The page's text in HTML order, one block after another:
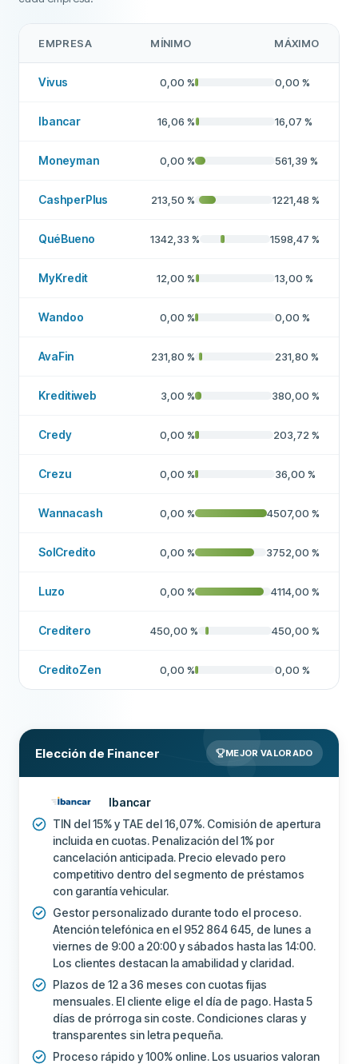
EMPRESA MÍNIMO MÁXIMO
Vivus 0,00 % 0,00 %
Ibancar 16,06 % 16,07 %
Moneyman 0,00 % 561,39 %
CashperPlus 213,50 % 1221,48 %
QuéBueno 1342,33 % 1598,47 %
MyKredit 12,00 % 13,00 %
Wandoo 0,00 % 0,00 %
AvaFin 231,80 % 231,80 %
Kreditiweb 3,00 % 380,00 %
Credy 0,00 % 203,72 %
Crezu 0,00 % 36,00 %
Wannacash 0,00 % 4507,00 %
SolCredito 0,00 % 3752,00 %
Luzo 0,00 % 4114,00 %
Creditero 450,00 % 450,00 %
CreditoZen 0,00 % 0,00 %
Elección de Financer MEJOR VALORADO
Ibancar
TIN del 15% y TAE del 16,07%. Comisión de apertura
incluida en cuotas. Penalización del 1% por
cancelación anticipada. Precio elevado pero
competitivo dentro del segmento de préstamos
con garantía vehicular.
Gestor personalizado durante todo el proceso.
Atención telefónica en el 952 864 645, de lunes a
viernes de 9:00 a 20:00 y sábados hasta las 14:00.
Los clientes destacan la amabilidad y claridad.
Plazos de 12 a 36 meses con cuotas fijas
mensuales. El cliente elige el día de pago. Hasta 5
días de prórroga sin coste. Condiciones claras y
transparentes sin letra pequeña.
Proceso rápido y 100% online. Los usuarios valoran